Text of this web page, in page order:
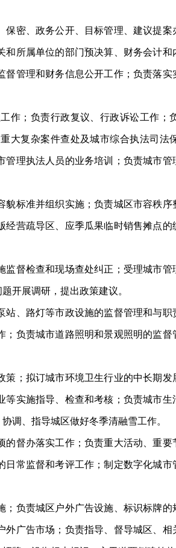
保密、政务公开、目标管理、建议提
所属单位的部门预决算、财务会计
管理和财务信息公开工作；负责落
；负责行政复议、行政诉讼工作；
大复杂案件查处及城市综合执法司法
理执法人员的业务培训；负责城市
准并组织实施；负责城区市容秩序
营疏导区、应季瓜果临时销售摊点
检查和现场查处纠正；受理城市管
开展调研，提出政策建议。
路灯等市政设施的监督管理和与职
负责城市道路照明和景观照明的监
拟订城市环境卫生行业的中长期发
实施指导、检查和考核；负责城市
调、指导城区做好冬季清融雪工作。
办落实工作；负责重大活动、重要
常监督和考评工作；制定数字化城
责城区户外广告设施、标识标牌的
广告市场；负责指导、督导城区、